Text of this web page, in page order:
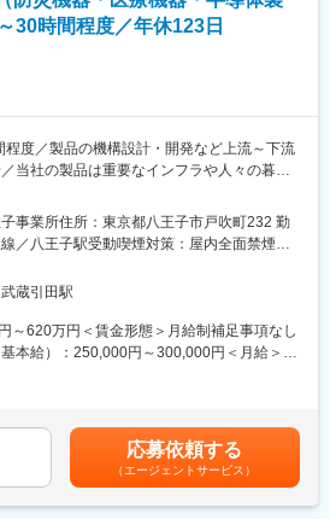
める業務
ら市場が成熟していることが特徴です。そ
メーカー様が販売していないような特殊な
野での防災製品など）を得意としており、
。
部 製品開発部
開発や顧客納入に際しての技術的な調整を
現在10名ほどで構成されております。
試験・評価までモノづくりの上流から下流
ます。
程度（全社的に残業をしない風土です）
国分寺・橋本など、多摩～神奈川エリアか
いく必要があることからの募集です。
機構設計に携わっていただきますが、将来
30時間程度／年休123日
度／製品の機構設計・開発など上流～下流
当社の製品は重要なインフラや人々の暮ら
【変更の範囲：会社の定める業務】
半導体製造部品の機構設計・開発をご担当
ンサー・人工腎臓透析装置用部品・温度セ
ターなど産業用製品の機構設計開発業務
・ 部品リスト等のドキュメント作成、改訂
客について：
用製品は商業施設やインフラ設備用まで幅
事業所住所：東京都八王子市戸吹町232 勤
／八王子駅受動喫煙対策：屋内全面禁煙変
蔵引田駅
～620万円＜賃金形態＞月給制補足事項なし
本給）：250,000円～300,000円＜月給＞
選考を通じて上下する可能性があります。
を含めた表記です。
応募依頼する
（エージェントサービス）